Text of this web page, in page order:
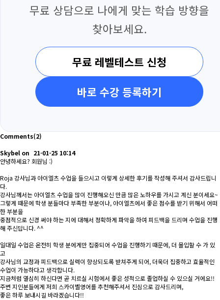
무료 상담으로 나에게 맞는 학습 방향을
찾아보세요.
무료 레벨테스트 신청
바로 수강 등록하기
Comments(2)
Skybel on 21-01-25 10:14
안녕하세요? 회원님 :)
Roja 강사님과 아이엘츠 수업을 들으시고 이렇게 상세한 후기를 작성해 주셔서 감사드립니
다.
강사님께서는 아이엘츠 수업을 많이 진행해오신 만큼 많은 노하우를 가시고 계신 분이세요~
그렇게 때문에 학생 분들마다 부족한 부분이나, 아이엘츠에서 좋은 점수를 받기 위해서 어떠
한 부분을
중점적으로 신경 써야 하는 지에 대해서 정확하게 파악을 하여 피드백을 드리며 수업을 진행
해 주신답니다. ^^
일대일 수업은 온전히 학생 분에게만 집중되어 수업을 진행하기 때문에, 더 몰입할 수 가 있
고
강사님의 교정과 피드백으로 실력이 향상되도록 받쳐주게 되어, 더욱더 집중하고 효율적인
수업이 가능하다고 생각합니다.
지금처럼 열심히 하신다면 곧 치르실 시험에서 좋은 성적으로 졸업하실 수 있으실 거에요!!
주변 지인분들에게 저희 스카이벨영어를 추천해주셔서 진심으로 감사드리며,
좋은 하루 보내시길 바라겠습니다!!